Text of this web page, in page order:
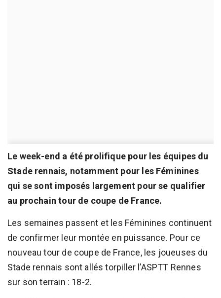
Le week-end a été prolifique pour les équipes du
Stade rennais, notamment pour les Féminines
qui se sont imposés largement pour se qualifier
au prochain tour de coupe de France.
Les semaines passent et les Féminines continuent
de confirmer leur montée en puissance. Pour ce
nouveau tour de coupe de France, les joueuses du
Stade rennais sont allés torpiller l’ASPTT Rennes
sur son terrain : 18-2.